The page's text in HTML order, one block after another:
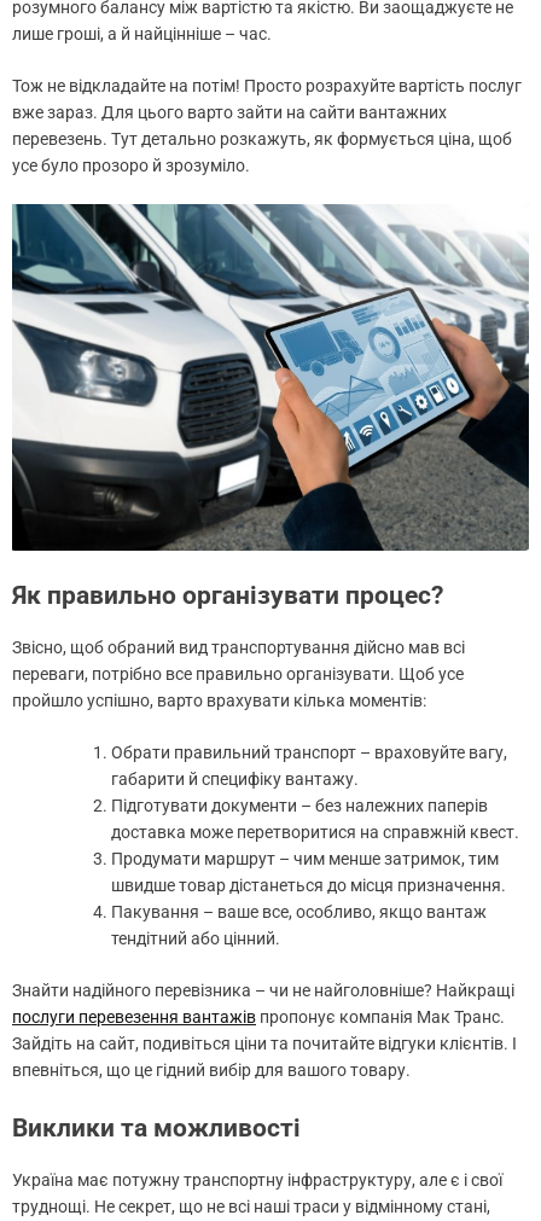
розумного балансу між вартістю та якістю. Ви заощаджуєте не
лише гроші, а й найцінніше – час.
Тож не відкладайте на потім! Просто розрахуйте вартість послуг
вже зараз. Для цього варто зайти на сайти вантажних
перевезень. Тут детально розкажуть, як формується ціна, щоб
усе було прозоро й зрозуміло.
Як правильно організувати процес?
Звісно, щоб обраний вид транспортування дійсно мав всі
переваги, потрібно все правильно організувати. Щоб усе
пройшло успішно, варто врахувати кілька моментів:
Обрати правильний транспорт – враховуйте вагу,
габарити й специфіку вантажу.
Підготувати документи – без належних паперів
доставка може перетворитися на справжній квест.
Продумати маршрут – чим менше затримок, тим
швидше товар дістанеться до місця призначення.
Пакування – ваше все, особливо, якщо вантаж
тендітний або цінний.
Знайти надійного перевізника – чи не найголовніше? Найкращі
послуги перевезення вантажів пропонує компанія Мак Транс.
Зайдіть на сайт, подивіться ціни та почитайте відгуки клієнтів. І
впевніться, що це гідний вибір для вашого товару.
Виклики та можливості
Україна має потужну транспортну інфраструктуру, але є і свої
труднощі. Не секрет, що не всі наші траси у відмінному стані,